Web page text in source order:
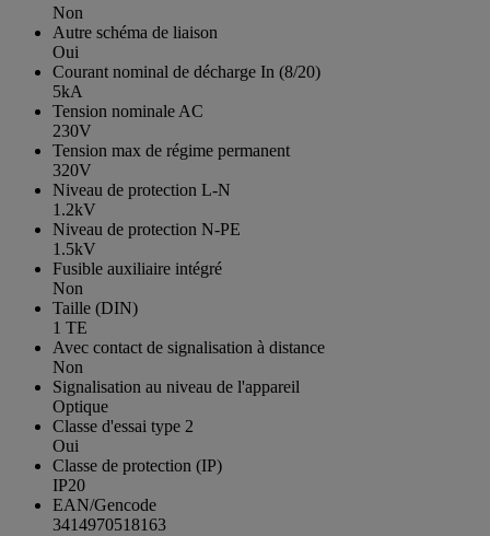
Non
Autre schéma de liaison
Oui
Courant nominal de décharge In (8/20)
5kA
Tension nominale AC
230V
Tension max de régime permanent
320V
Niveau de protection L-N
1.2kV
Niveau de protection N-PE
1.5kV
Fusible auxiliaire intégré
Non
Taille (DIN)
1 TE
Avec contact de signalisation à distance
Non
Signalisation au niveau de l'appareil
Optique
Classe d'essai type 2
Oui
Classe de protection (IP)
IP20
EAN/Gencode
3414970518163